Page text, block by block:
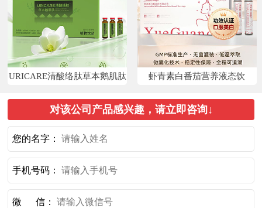
URICARE清酸络肽草本鹅肌肽 虾青素白番茄营养液态饮
对该公司产品感兴趣，请立即咨询↓
您的名字：
手机号码：
微 信：